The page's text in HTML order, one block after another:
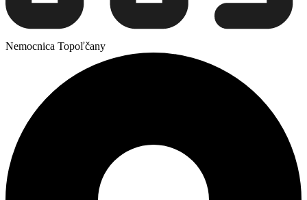
Nemocnica Topoľčany